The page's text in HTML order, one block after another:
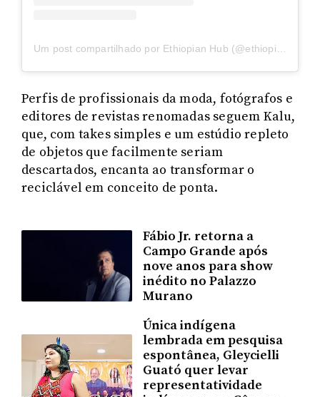
Perfis de profissionais da moda, fotógrafos e
editores de revistas renomadas seguem Kalu,
que, com takes simples e um estúdio repleto
de objetos que facilmente seriam
descartados, encanta ao transformar o
reciclável em conceito de ponta.
Fábio Jr. retorna a
Campo Grande após
nove anos para show
inédito no Palazzo
Murano
Única indígena
lembrada em pesquisa
espontânea, Gleycielli
Guató quer levar
representatividade